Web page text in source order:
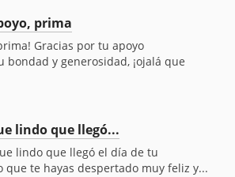
prima
Gracias por tu apoyo
bondad y generosidad, ¡ojalá que
lindo que llegó...
lindo que llegó el día de tu
que te hayas despertado muy feliz y...